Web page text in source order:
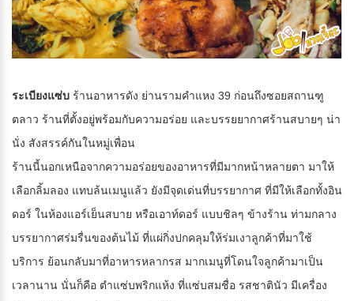
ระเบียงแซ่บ ร้านอาหารดัง ย่านรามคำแหง 39 ก่อนถึงซอยสถานฑู
ตลาว ร้านที่ตั้งอยู่พร้อมกับความอร่อย และบรรยยากาศร้านสบายๆ น่า
นั่ง สังสรรค์กันในหมู่เพื่อน
ร้านนี้นอกเหนือจากความอร่อยของอาหารที่มีมากหน้าหลายตา มาให้
เลือกลิ้มลอง แทบล้นเมนูแล้ว ยังมีจุดเด่นที่บรรยากาศ ที่มีให้เลือกทั้งอิน
ดอร์ ในห้องแอร์เย็นสบาย หรือเอาท์ดอร์ แบบชิลๆ ข้างร้าน ท่ามกลาง
บรรยากาศร่มรื่นของต้นไม้ ที่แผ่กิ่งปกคลุมให้ร่มเงาลูกค้าที่มาใช้
บริการ ย้อนกลับมาที่อาหารหลากรส มากเมนูที่โดนใจลูกค้ามาเป็น
เวลานาน นั่นก็คือ ตำแซ่บพริกแห้ง ที่แซ่บสมชื่อ รสชาตินัว มีเครื่อง